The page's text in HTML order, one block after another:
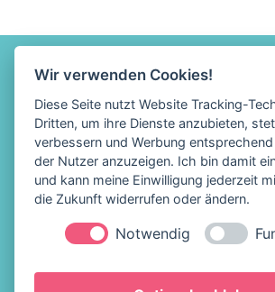
Löffelhelden Eis &
Wir verwenden Cookies!
Diese Seite nutzt Website Tracking-
Dritten, um ihre Dienste anzubieten,
verbessern und Werbung
der Nutzer anzuzeigen. Ich bin damit
und kann meine Einwilligung jederzeit
die Zukunft widerrufen oder ändern.
Notwendig